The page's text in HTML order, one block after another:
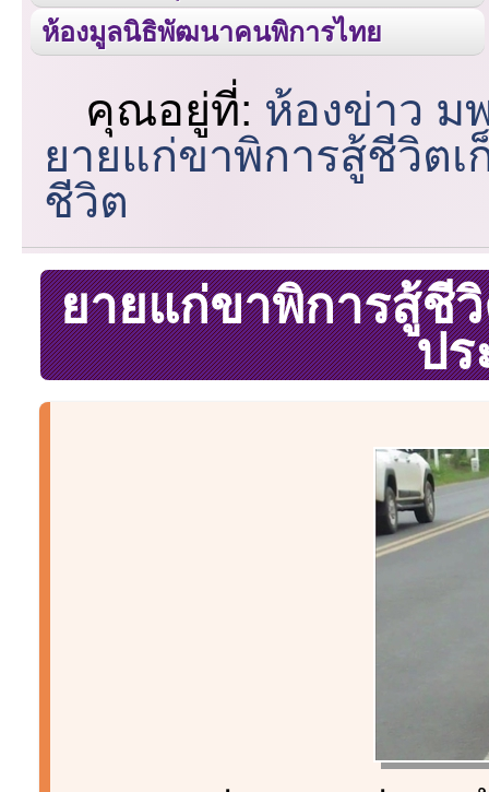
ห้องมูลนิธิพัฒนาคนพิการไทย
คุณอยู่ที่: ห้องข่าว ม
ยายแก่ขาพิการสู้ชีวิตเ
ชีวิต
ยายแก่ขาพิการสู้ชี
ปร